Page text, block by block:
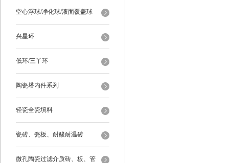
空心浮球/净化球/液面覆盖球
兴星环
低环/三丫环
陶瓷塔内件系列
轻瓷全瓷填料
瓷砖、瓷板、耐酸耐温砖
微孔陶瓷过滤介质砖、板、管